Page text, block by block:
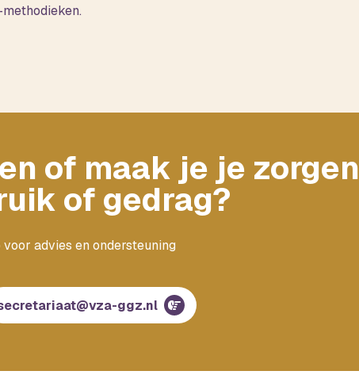
of maak je je zorgen
of gedrag?
advies en ondersteuning
ggz.nl